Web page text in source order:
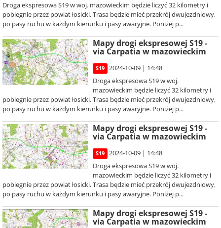
Droga ekspresowa S19 w woj. mazowieckim będzie liczyć 32 kilometry i
pobiegnie przez powiat łosicki. Trasa będzie mieć przekrój dwujezdniowy,
po pasy ruchu w każdym kierunku i pasy awaryjne. Poniżej p...
Mapy drogi ekspresowej S19 -
via Carpatia w mazowieckim
S19
2024-10-09 | 14:48
Droga ekspresowa S19 w woj.
mazowieckim będzie liczyć 32 kilometry i
pobiegnie przez powiat łosicki. Trasa będzie mieć przekrój dwujezdniowy,
po pasy ruchu w każdym kierunku i pasy awaryjne. Poniżej p...
Mapy drogi ekspresowej S19 -
via Carpatia w mazowieckim
S19
2024-10-09 | 14:48
Droga ekspresowa S19 w woj.
mazowieckim będzie liczyć 32 kilometry i
pobiegnie przez powiat łosicki. Trasa będzie mieć przekrój dwujezdniowy,
po pasy ruchu w każdym kierunku i pasy awaryjne. Poniżej p...
Mapy drogi ekspresowej S19 -
via Carpatia w mazowieckim